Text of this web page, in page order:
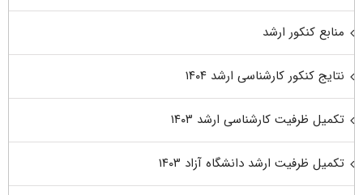
منابع کنکور ارشد
نتایج کنکور کارشناسی ارشد ۱۴۰۴
تکمیل ظرفیت کارشناسی ارشد ۱۴۰۳
تکمیل ظرفیت ارشد دانشگاه آزاد ۱۴۰۳